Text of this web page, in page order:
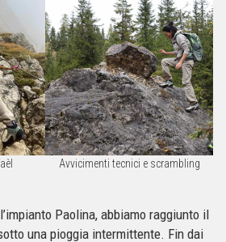
Avvicimenti tecnici e scrambling
Paolina, abbiamo raggiunto il
una pioggia intermittente. Fin dai